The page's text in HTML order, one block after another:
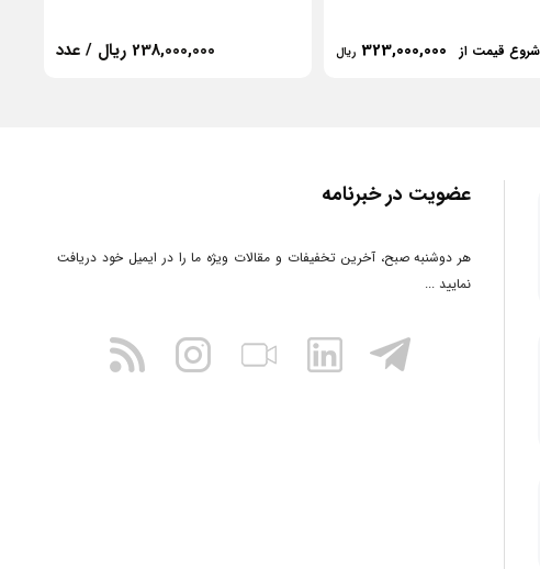
شروع قیمت از 323,000,000 ریال 238,000,000 ریال / عدد
عضویت در خبرنامه
هر دوشنبه صبح، آخرین تخفیفات و مقالات ویژه ما را در ایمیل خود دریافت
نمایید ...